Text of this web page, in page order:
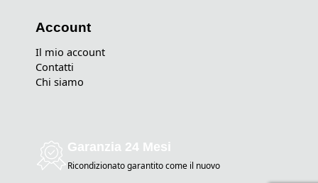
Account
Il mio account
Contatti
Chi siamo
Garanzia 24 Mesi
Ricondizionato garantito come il nuovo